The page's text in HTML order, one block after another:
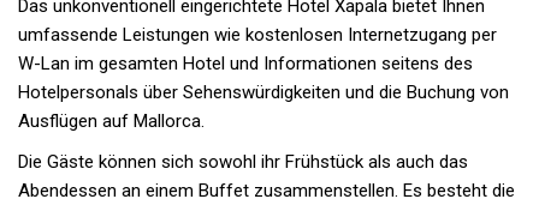
Das unkonventionell eingerichtete Hotel Xapala bietet Ihnen
umfassende Leistungen wie kostenlosen Internetzugang per
W-Lan im gesamten Hotel und Informationen seitens des
Hotelpersonals über Sehenswürdigkeiten und die Buchung von
Ausflügen auf Mallorca.
Die Gäste können sich sowohl ihr Frühstück als auch das
Abendessen an einem Buffet zusammenstellen. Es besteht die